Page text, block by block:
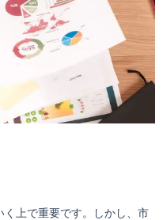
上で重要です。しかし、市